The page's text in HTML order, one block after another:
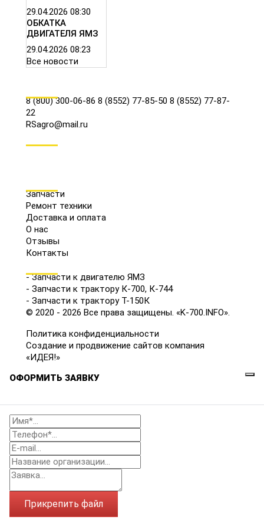
29.04.2026 08:30
ОБКАТКА
ДВИГАТЕЛЯ ЯМЗ
29.04.2026 08:23
Все новости
8 (800) 300-06-86 8 (8552) 77-85-50 8 (8552) 77-87-
22
RSagro@mail.ru
Запчасти
Ремонт техники
Доставка и оплата
О нас
Отзывы
Контакты
- Запчасти к двигателю ЯМЗ
- Запчасти к трактору К-700, К-744
- Запчасти к трактору Т-150К
© 2020 - 2026 Все права защищены. «K-700.INFO».
Политика конфиденциальности
Создание и продвижение сайтов компания
«ИДЕЯ!»
ОФОРМИТЬ ЗАЯВКУ
Прикрепить файл